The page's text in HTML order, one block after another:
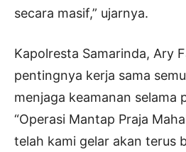
secara masif,” ujarnya.
Kapolresta Samarinda, Ary
pentingnya kerja sama
menjaga keamanan selama
“Operasi Mantap Praja
telah kami gelar akan terus